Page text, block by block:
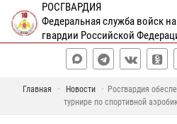
РОСГВАРДИЯ
Федеральная служба войск
гвардии Российской
Главная Новости
Росгвардия
турнире по спортивной